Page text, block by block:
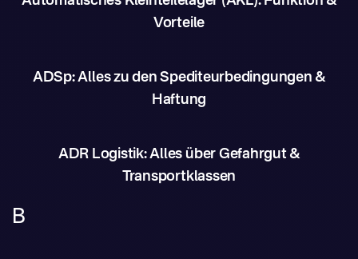
Vorteile
ADSp: Alles zu den Spediteurbedingungen &
Haftung
ADR Logistik: Alles über Gefahrgut &
Transportklassen
B